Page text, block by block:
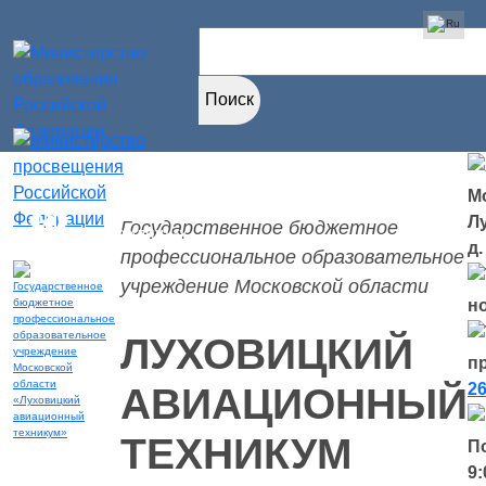
слабовидящих
Государственное бюджетное
профессиональное образовательное
учреждение Московской области
ЛУХОВИЦКИЙ
АВИАЦИОННЫЙ
ТЕХНИКУМ
д.